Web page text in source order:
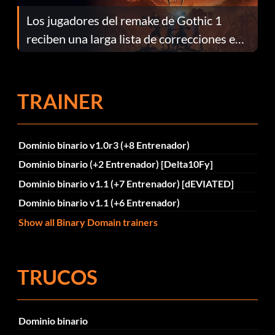
Los jugadores del remake de Gothic 1
reciben una larga lista de correcciones en
el parche 1.0.4
TRAINER
Dominio binario v1.0r3 (+8 Entrenador)
Dominio binario (+2 Entrenador) [Delta10Fy]
Dominio binario v1.1 (+7 Entrenador) [dEVIATED]
Dominio binario v1.1 (+6 Entrenador)
Show all Binary Domain trainers
TRUCOS
Dominio binario